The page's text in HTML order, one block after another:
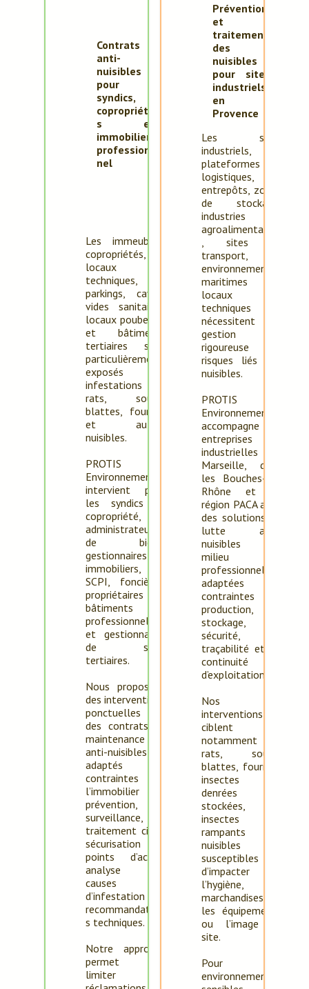
Contrats
anti-
nuisibles
pour
syndics,
copropriété
s et
immobilier
profession
nel
Les immeubles,
copropriétés,
locaux
techniques,
parkings, caves,
vides sanitaires,
locaux poubelles
et bâtiments
tertiaires sont
particulièrement
exposés aux
infestations de
rats, souris,
blattes, fourmis
et autres
nuisibles.
PROTIS
Environnement
intervient pour
les syndics de
copropriété,
administrateurs
de biens,
gestionnaires
immobiliers, SCI,
SCPI, foncières,
propriétaires de
bâtiments
professionnels
et gestionnaires
de sites
tertiaires.
Nous proposons
des interventions
ponctuelles ou
des contrats de
maintenance
anti-nuisibles
adaptés aux
contraintes de
l’immobilier :
prévention,
surveillance,
traitement ciblé,
sécurisation des
points d’accès,
analyse des
causes
d’infestation et
recommandation
s techniques.
Notre approche
permet de
limiter les
Prévention
et
traitement
des
nuisibles
pour sites
industriels
en
Provence
Les sites
industriels,
plateformes
logistiques,
entrepôts, zones
de stockage,
industries
agroalimentaires
, sites de
transport,
environnements
maritimes et
locaux
techniques
nécessitent une
gestion
rigoureuse des
risques liés aux
nuisibles.
PROTIS
Environnement
accompagne les
entreprises
industrielles à
Marseille, dans
les Bouches-du-
Rhône et en
région PACA avec
des solutions de
lutte anti-
nuisibles en
milieu
professionnel,
adaptées aux
contraintes de
production, de
stockage, de
sécurité, de
traçabilité et de
continuité
d’exploitation.
Nos
interventions
ciblent
notamment les
rats, souris,
blattes, fourmis,
insectes des
denrées
stockées,
insectes
rampants et
nuisibles
susceptibles
d’impacter
l’hygiène, les
marchandises,
les équipements
ou l’image du
site.
Pour les
environnements